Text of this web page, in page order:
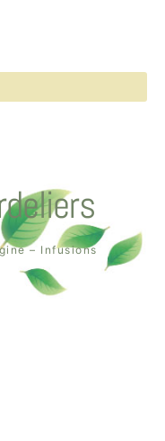
– Infusions
de thé